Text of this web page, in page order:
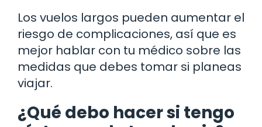
Los vuelos largos pueden aumentar el
riesgo de complicaciones, así que es
mejor hablar con tu médico sobre las
medidas que debes tomar si planeas
viajar.
¿Qué debo hacer si tengo